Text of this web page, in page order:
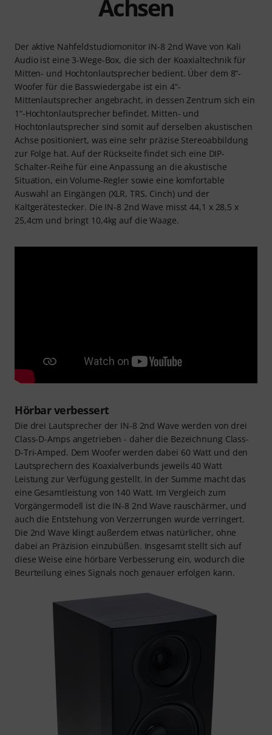
Achsen
Der aktive Nahfeldstudiomonitor IN-8 2nd Wave von Kali
Audio ist eine 3-Wege-Box, die sich der Koaxialtechnik für
Mitten- und Hochtonlautsprecher bedient. Über dem 8“-
Woofer für die Basswiedergabe ist ein 4“-
Mittenlautsprecher angebracht, in dessen Zentrum sich ein
1“-Hochtonlautsprecher befindet. Mitten- und
Hochtonlautsprecher sind somit auf derselben akustischen
Achse positioniert, was eine sehr präzise Stereoabbildung
zur Folge hat. Auf der Rückseite findet sich eine DIP-
Schalter-Reihe für eine Anpassung an die akustische
Situation, ein Volume-Regler sowie eine komfortable
Auswahl an Eingängen (XLR, TRS, Cinch) und der
Kaltgerätestecker. Die IN-8 2nd Wave misst 44,1 x 28,5 x
25,4cm und bringt 10,4kg auf die Waage.
Hörbar verbessert
Die drei Lautsprecher der IN-8 2nd Wave werden von drei
Class-D-Amps angetrieben - daher die Bezeichnung Class-
D-Tri-Amped. Dem Woofer werden dabei 60 Watt und den
Lautsprechern des Koaxialverbunds jeweils 40 Watt
Leistung zur Verfügung gestellt. In der Summe macht das
eine Gesamtleistung von 140 Watt. Im Vergleich zum
Vorgängermodell ist die IN-8 2nd Wave rauschärmer, und
auch die Entstehung von Verzerrungen wurde verringert.
Die 2nd Wave klingt außerdem etwas natürlicher, ohne
dabei an Präzision einzubüßen. Insgesamt stellt sich auf
diese Weise eine hörbare Verbesserung ein, wodurch die
Beurteilung eines Signals noch genauer erfolgen kann.